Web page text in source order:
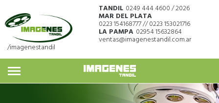
TANDIL 0249 444 4600 / 2026
MAR DEL PLATA
0223 154168777 // 0223 153021716
LA PAMPA 02954 15632864
ventas@imagenestandil.com.ar
/imagenestandil